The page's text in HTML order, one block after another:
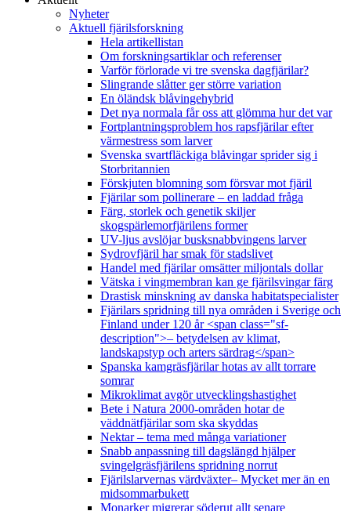
Nyheter
Aktuell fjärilsforskning
Hela artikellistan
Om forskningsartiklar och referenser
Varför förlorade vi tre svenska dagfjärilar?
Slingrande slåtter ger större variation
En öländsk blåvingehybrid
Det nya normala får oss att glömma hur det var
Fortplantningsproblem hos rapsfjärilar efter
värmestress som larver
Svenska svartfläckiga blåvingar sprider sig i
Storbritannien
Förskjuten blomning som försvar mot fjäril
Fjärilar som pollinerare – en laddad fråga
Färg, storlek och genetik skiljer
skogspärlemorfjärilens former
UV-ljus avslöjar busksnabbvingens larver
Sydrovfjäril har smak för stadslivet
Handel med fjärilar omsätter miljontals dollar
Vätska i vingmembran kan ge fjärilsvingar färg
Drastisk minskning av danska habitatspecialister
Fjärilars spridning till nya områden i Sverige och
Finland under 120 år <span class="sf-
description">– betydelsen av klimat,
landskapstyp och arters särdrag</span>
Spanska kamgräsfjärilar hotas av allt torrare
somrar
Mikroklimat avgör utvecklingshastighet
Bete i Natura 2000-områden hotar de
väddnätfjärilar som ska skyddas
Nektar – tema med många variationer
Snabb anpassning till dagslängd hjälper
svingelgräsfjärilens spridning norrut
Fjärilslarvernas värdväxter– Mycket mer än en
midsommarbukett
Monarker migrerar söderut allt senare